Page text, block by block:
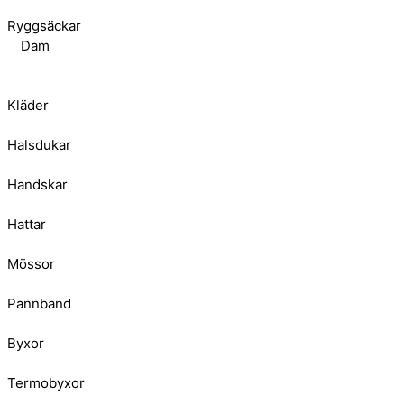
Ryggsäckar
Dam
Kläder
Halsdukar
Handskar
Hattar
Mössor
Pannband
Byxor
Termobyxor